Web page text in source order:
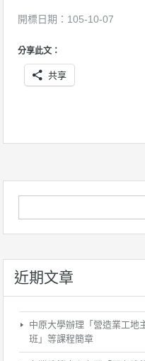
開標日期：105-10-07
分享此文：
共享
近期文章
中原大學辦理「營造業工地
班」等課程簡章